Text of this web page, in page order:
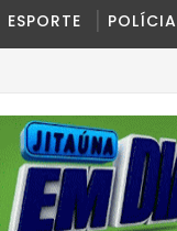
ESPORTE POLÍCIA